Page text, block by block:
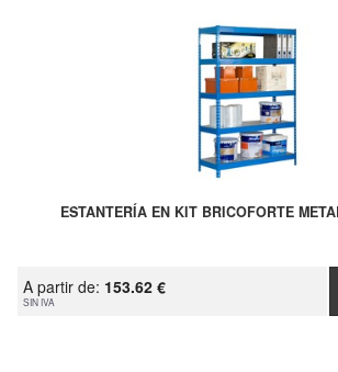
ESTANTERÍA EN KIT BRICOFORTE
A partir de: 153.62 €
SIN IVA